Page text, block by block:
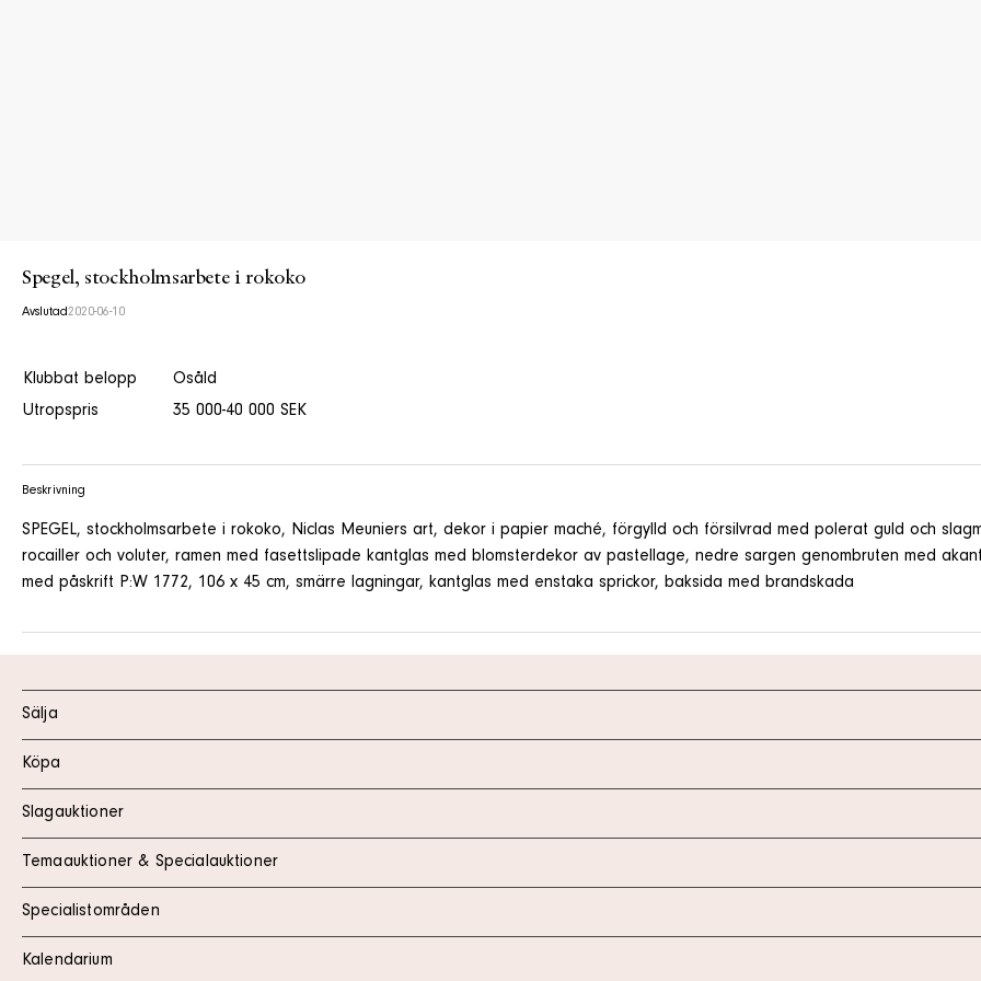
Spegel, stockholmsarbete i rokoko
Avslutad2020-06-10
Klubbat belopp
Osåld
Utropspris
35 000-40 000 SEK
Beskrivning
SPEGEL, stockholmsarbete i rokoko, Niclas Meuniers art, dekor i papier maché, förgylld och försilvrad med polerat guld och
rocailler och voluter, ramen med fasettslipade kantglas med blomsterdekor av pastellage, nedre sargen genombruten med
med påskrift P:W 1772, 106 x 45 cm, smärre lagningar, kantglas med enstaka sprickor, baksida med brandskada
Sälja
Köpa
Slagauktioner
Temaauktioner & Specialauktioner
Specialistområden
Kalendarium